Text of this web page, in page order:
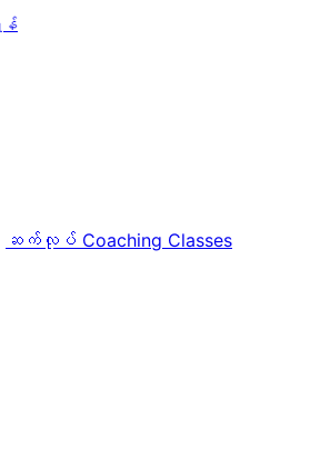
န်
ဆက်လုပ် Coaching Classes